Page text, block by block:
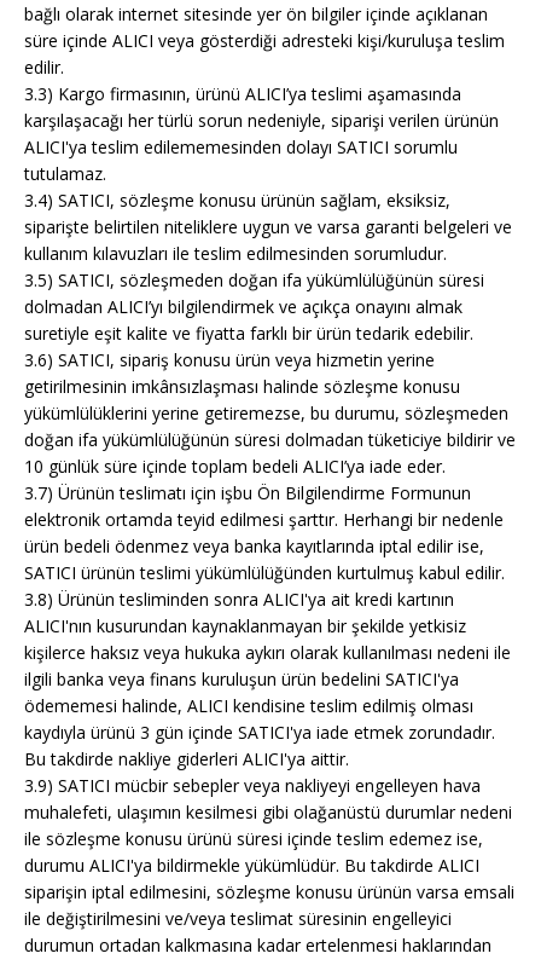
bağlı olarak internet sitesinde yer ön bilgiler içinde açıklanan
süre içinde ALICI veya gösterdiği adresteki kişi/kuruluşa teslim
edilir.
3.3) Kargo firmasının, ürünü ALICI’ya teslimi aşamasında
karşılaşacağı her türlü sorun nedeniyle, siparişi verilen ürünün
ALICI'ya teslim edilememesinden dolayı SATICI sorumlu
tutulamaz.
3.4) SATICI, sözleşme konusu ürünün sağlam, eksiksiz,
siparişte belirtilen niteliklere uygun ve varsa garanti belgeleri ve
kullanım kılavuzları ile teslim edilmesinden sorumludur.
3.5) SATICI, sözleşmeden doğan ifa yükümlülüğünün süresi
dolmadan ALICI’yı bilgilendirmek ve açıkça onayını almak
suretiyle eşit kalite ve fiyatta farklı bir ürün tedarik edebilir.
3.6) SATICI, sipariş konusu ürün veya hizmetin yerine
getirilmesinin imkânsızlaşması halinde sözleşme konusu
yükümlülüklerini yerine getiremezse, bu durumu, sözleşmeden
doğan ifa yükümlülüğünün süresi dolmadan tüketiciye bildirir ve
10 günlük süre içinde toplam bedeli ALICI’ya iade eder.
3.7) Ürünün teslimatı için işbu Ön Bilgilendirme Formunun
elektronik ortamda teyid edilmesi şarttır. Herhangi bir nedenle
ürün bedeli ödenmez veya banka kayıtlarında iptal edilir ise,
SATICI ürünün teslimi yükümlülüğünden kurtulmuş kabul edilir.
3.8) Ürünün tesliminden sonra ALICI'ya ait kredi kartının
ALICI'nın kusurundan kaynaklanmayan bir şekilde yetkisiz
kişilerce haksız veya hukuka aykırı olarak kullanılması nedeni ile
ilgili banka veya finans kuruluşun ürün bedelini SATICI'ya
ödememesi halinde, ALICI kendisine teslim edilmiş olması
kaydıyla ürünü 3 gün içinde SATICI'ya iade etmek zorundadır.
Bu takdirde nakliye giderleri ALICI'ya aittir.
3.9) SATICI mücbir sebepler veya nakliyeyi engelleyen hava
muhalefeti, ulaşımın kesilmesi gibi olağanüstü durumlar nedeni
ile sözleşme konusu ürünü süresi içinde teslim edemez ise,
durumu ALICI'ya bildirmekle yükümlüdür. Bu takdirde ALICI
siparişin iptal edilmesini, sözleşme konusu ürünün varsa emsali
ile değiştirilmesini ve/veya teslimat süresinin engelleyici
durumun ortadan kalkmasına kadar ertelenmesi haklarından